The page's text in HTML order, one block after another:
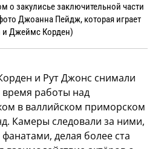
закулисье заключительной части
Джоанна Пейдж, которая играет
и Джеймс Корден)
и Рут Джонс снимали
время работы над
в валлийском приморском
Камеры следовали за ними,
делая более ста